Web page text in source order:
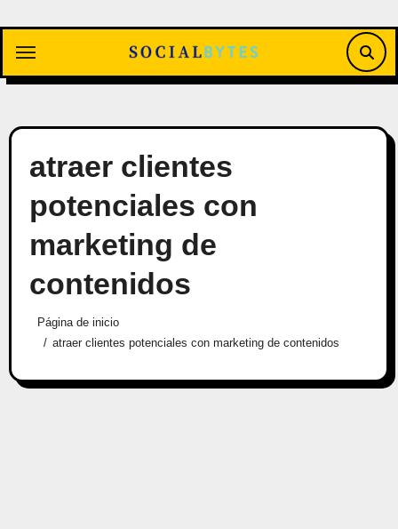
contenido
atraer clientes
potenciales con
marketing de
contenidos
Página de inicio
atraer clientes potenciales con marketing de contenidos